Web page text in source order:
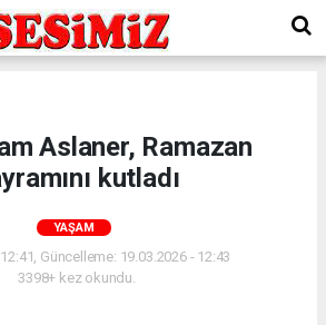
Aslaner, Ramazan
kutladı
YAŞAM
Güncelleme: 19.03.2026 - 12:43
3398+ kez okundu.